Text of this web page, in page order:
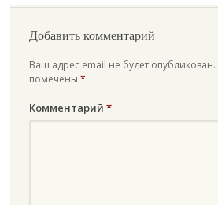
Добавить комментарий
Ваш адрес email не будет опубликован.
помечены *
Комментарий *